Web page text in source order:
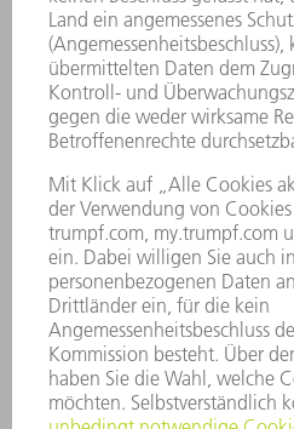
ANWENDUNGEN
BRANCHEN
UNTERNEHMEN
KARRIERE
STELLENANGEBOTE
UNTERNEHMENSPROFIL
GESCHÄFTSBERICHT
UNTERNEHMENSGRUNDSÄTZE
COMPLIANCE
HINWEISGEBERSYSTEM
SECURITY
PRESSEMITTEILUNGEN
MAGAZINE
LIEFERANTEN
NACHHALTIGKEIT
UMWELT & KLIMA